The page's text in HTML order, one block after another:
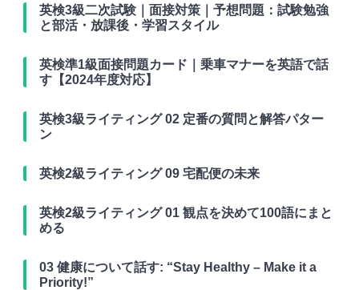
英検3級二次試験｜面接対策｜予想問題：試験勉強
と部活・放課後・学習スタイル
英検準1級面接問題カード｜乗車マナーを英語で話
す【2024年度対応】
英検3級ライティング 02 定番の質問と解答パター
ン
英検2級ライティング 09 宅配便の未来
英検2級ライティング 01 観点を決めて100語にまと
める
03 健康について話す: “Stay Healthy – Make it a
Priority!”